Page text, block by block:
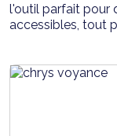
l'outil parfait pour
accessibles, tout